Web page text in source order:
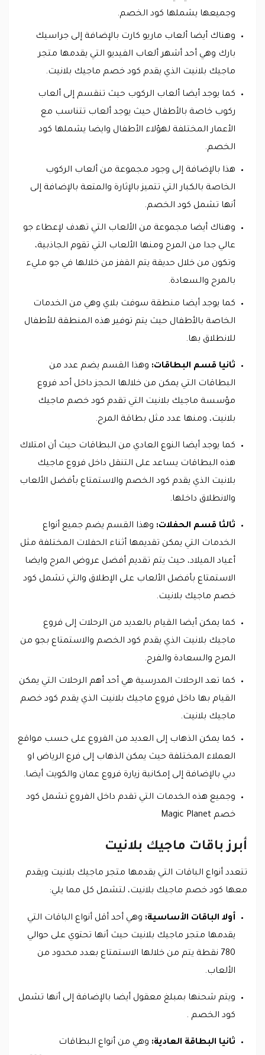
وجميعها يشملها كود الخصم.
وهناك أيضا ألعاب ماريو كارت بالإضافة إلى جراسيك
بارك وهي أحد أشهر ألعاب الفيديو التي يقدمها متجر
ماجيك بلانيت الذي يقدم كود خصم ماجيك بلانيت.
كما يوجد أيضا ألعاب الركوب حيث تنقسم إلى ألعاب
ركوب خاصة بالأطفال حيث يوجد ألعاب تتناسب مع
الأعمار المختلفة لهؤلاء الأطفال وايضا يشملها كود
الخصم.
هذا بالإضافة إلى وجود مجموعة من ألعاب الركوب
الخاصة بالكبار التي تتميز بالإثارة والمتعة بالإضافة إلى
أنها تشمل كود الخصم.
وهناك أيضا مجموعة من الألعاب التي تهدف لإعطاء جو
عالي جدا من المرح ومنها الألعاب التي تقوم الجاذبية،
وتكون من خلال حديقة يتم القفز من خلالها في جو مليء
بالمرح والسعادة.
كما يوجد أيضا منطقة سوفت بلاي وهي من الخدمات
الخاصة بالأطفال حيث يتم توفير هذه المنطقة للأطفال
للانطلاق بها.
ثانيا قسم البطاقات: وهذا القسم يضم عدد من
البطاقات التي يمكن من خلالها الحجز داخل أحد فروع
مؤسسة ماجيك بلانيت التي تقدم كود خصم ماجيك
بلانيت، ومنها عدد مثل بطاقة المرح.
كما يوجد أيضا النوع العادي من البطاقات حيث أن امتلاك
هذه البطاقات يساعد على التنقل داخل فروع ماجيك
بلانيت الذي يقدم كود الخصم والاستمتاع بأفضل الألعاب
والانطلاق داخلها.
ثالثا قسم الحفلات: وهذا القسم يضم جميع أنواع
الخدمات التي يمكن تقديمها أثناء الحفلات المختلفة مثل
أعياد الميلاد، حيث يتم تقديم أفضل عروض المرح وايضا
الاستمتاع بأفضل الألعاب على الإطلاق والتي تشمل كود
خصم ماجيك بلانيت.
كما يمكن أيضا القيام بالعديد من الرحلات إلى فروع
ماجيك بلانيت الذي يقدم كود الخصم والاستمتاع بجو من
المرح والسعادة والفرح.
كما تعد الرحلات المدرسية هي أحد أهم الرحلات التي يمكن
القيام بها داخل فروع ماجيك بلانيت الذي يقدم كود خصم
ماجيك بلانيت.
كما يمكن الذهاب إلى العديد من الفروع على حسب مواقع
العملاء المختلفة حيث يمكن الذهاب إلى فرع الرياض او
دبي بالإضافة إلى إمكانية زيارة فروع عمان والكويت أيضا.
وجميع هذه الخدمات التي تقدم داخل الفروع تشمل كود
خصم Magic Planet
أبرز باقات ماجيك بلانيت
تتعدد أنواع الباقات التي يقدمها متجر ماجيك بلانيت ويقدم
معها كود خصم ماجيك بلانيت، لتشمل كل مما يلي:
أولا الباقات الأساسية: وهي أحد أقل أنواع الباقات التي
يقدمها متجر ماجيك بلانيت حيث أنها تحتوي على حوالي
780 نقطة يتم من خلالها الاستمتاع بعدد محدود من
الألعاب.
ويتم شحنها بمبلغ معقول أيضا بالإضافة إلى أنها تشمل
كود الخصم .
ثانيا البطاقة العادية: وهي من أنواع البطاقات